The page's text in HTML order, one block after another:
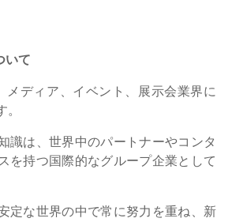
いて
メディア、イベント、展示会業界に
識は、世界中のパートナーやコンタ
を持つ国際的なグループ企業として
定な世界の中で常に努力を重ね、新